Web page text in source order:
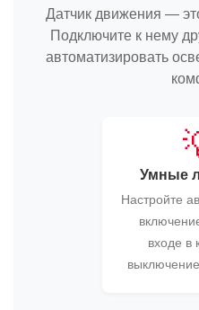
Датчик движения —
Подключите к нему
автоматизировать
Умные
Настройте
входе в